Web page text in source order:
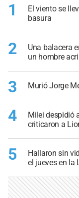
1
El viento se
basura
2
Una balacera
un hombre
3 Murió Jorge
4
Milei despidió
criticaron a
5
Hallaron sin
el jueves en la